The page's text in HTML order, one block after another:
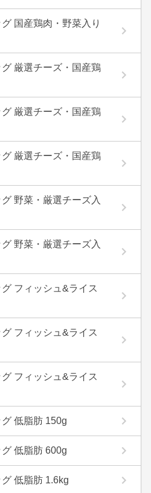
国産鶏肉・野菜入り
厳選チーズ・国産鶏
厳選チーズ・国産鶏
厳選チーズ・国産鶏
野菜・厳選チーズ入
野菜・厳選チーズ入
フィッシュ&ライス
フィッシュ&ライス
フィッシュ&ライス
低脂肪 150g
低脂肪 600g
低脂肪 1.6kg